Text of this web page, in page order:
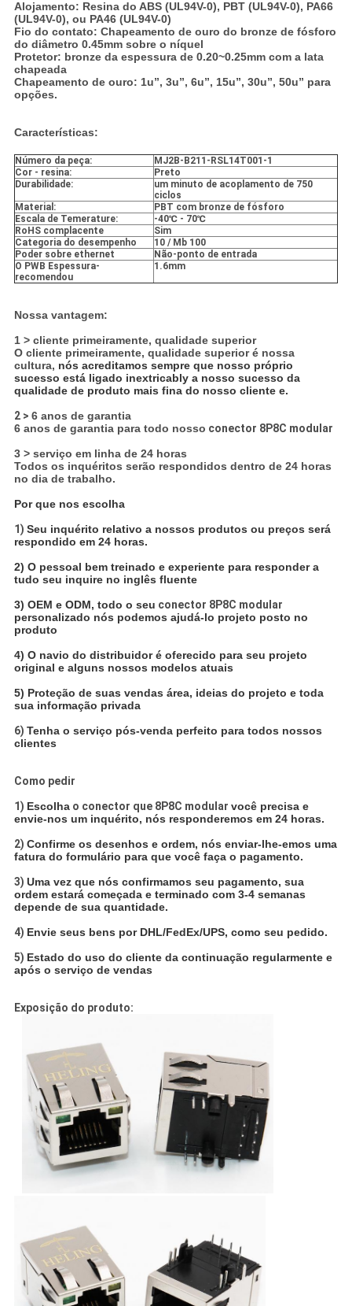
Alojamento: Resina do ABS (UL94V-0), PBT (UL94V-0), PA66
(UL94V-0), ou PA46 (UL94V-0)
Fio do contato: Chapeamento de ouro do bronze de fósforo
do diâmetro 0.45mm sobre o níquel
Protetor: bronze da espessura de 0.20~0.25mm com a lata
chapeada
Chapeamento de ouro: 1u”, 3u”, 6u”, 15u”, 30u”, 50u” para
opções.
Características:
Número da peça:
MJ2B-B211-RSL14T001-1
Cor - resina:
Preto
Durabilidade:
um minuto de acoplamento de 750
ciclos
Material:
PBT com bronze de fósforo
Escala de Temerature:
-40℃ - 70℃
RoHS complacente
Sim
Categoria do desempenho
10 / Mb 100
Poder sobre ethernet
Não-ponto de entrada
O PWB Espessura-
recomendou
1.6mm
Nossa vantagem:
1 > cliente primeiramente, qualidade superior
O cliente primeiramente, qualidade superioré nossa
cultura, nós acreditamos sempre que nosso próprio
sucesso está ligado inextricably a nosso sucesso da
qualidade de produto mais fina do nosso cliente e.
2 > 6 anos de garantia
6 anos de garantia para todo nosso conector 8P8C modular
3 > serviço em linha de 24 horas
Todos os inquéritos serão respondidos dentro de 24 horas
no dia de trabalho.
Por que nos escolha
1) Seu inquérito relativo a nossos produtos ou preços será
respondido em 24 horas.
2) O pessoal bem treinado e experiente para responder a
tudo seu inquire no inglês fluente
3) OEM e ODM, todo o seu conector 8P8C modular
personalizado nós podemos ajudá-lo projeto posto no
produto
4) O navio do distribuidor é oferecido para seu projeto
original e alguns nossos modelos atuais
5) Proteção de suas vendas área, ideias do projeto e toda
sua informação privada
6) Tenha o serviço pós-venda perfeito para todos nossos
clientes
Como pedir
1) Escolhao conector que 8P8C modular você precisa e
envie-nos um inquérito, nós responderemos em 24 horas.
2) Confirme os desenhos e ordem, nós enviar-lhe-emos uma
fatura do formulário para que você faça o pagamento.
3) Uma vez que nós confirmamos seu pagamento, sua
ordem estará começada e terminado com 3-4 semanas
depende de sua quantidade.
4) Envie seus bens por DHL/FedEx/UPS, como seu pedido.
5) Estado do uso do cliente da continuação regularmente e
após o serviço de vendas
Exposição do produto: